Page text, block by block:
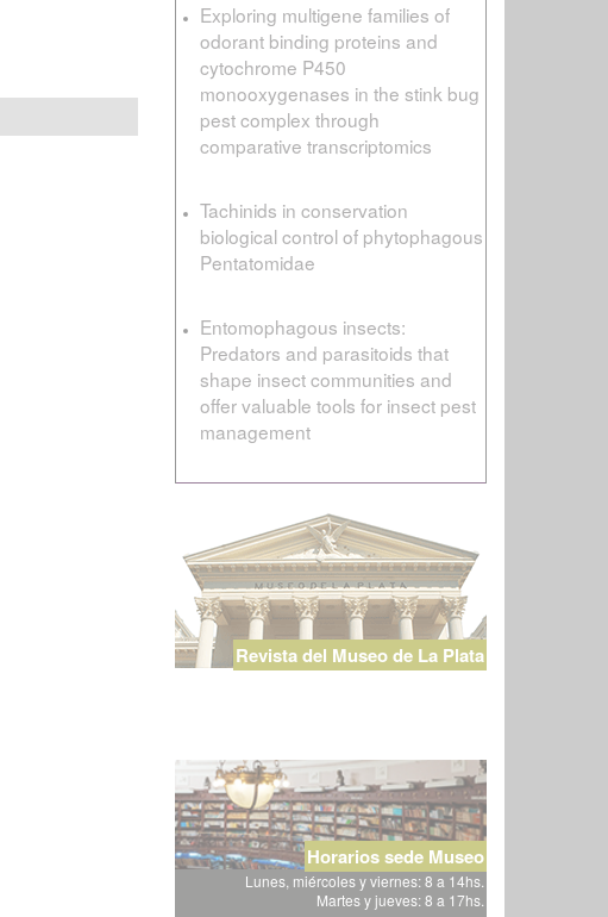
Exploring multigene families of
odorant binding proteins and
cytochrome P450
monooxygenases in the stink bug
pest complex through
comparative transcriptomics
Tachinids in conservation
biological control of phytophagous
Pentatomidae
Entomophagous insects:
Predators and parasitoids that
shape insect communities and
offer valuable tools for insect pest
management
Revista del Museo de La Plata
Horarios sede Museo
Lunes, miércoles y viernes: 8 a 14hs.
Martes y jueves: 8 a 17hs.